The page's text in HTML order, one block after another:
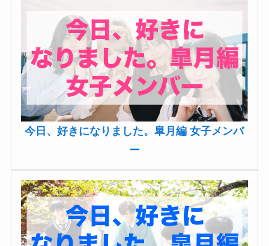
今日、好きになりました。皐月編 女子メンバ
ー